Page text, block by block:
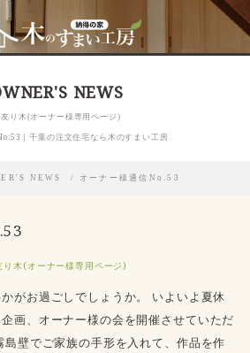
NEWS
り木(オーナー様専用ページ)
｜千葉の注文住宅なら木のすまい工房
NEWS オーナー様通信No.53
り木(オーナー様専用ページ)
がお過ごしでしょうか。 いよいよ夏休
画、オーナー様の会を開催させていただ
島壁でご家族の手形を入れて、作品を作